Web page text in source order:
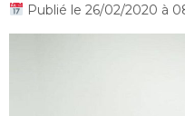
Publié le 26/02/2020 à